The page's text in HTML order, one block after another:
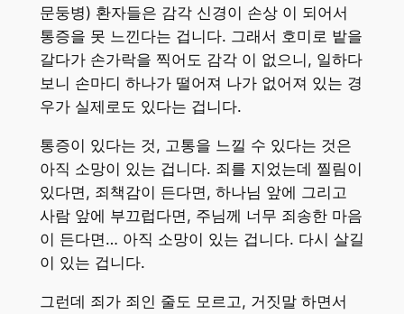
문둥병) 환자들은 감각 신경이 손상 이 되어서
통증을 못 느낀다는 겁니다. 그래서 호미로 밭을
갈다가 손가락을 찍어도 감각 이 없으니, 일하다
보니 손마디 하나가 떨어져 나가 없어져 있는 경
우가 실제로도 있다는 겁니다.
통증이 있다는 것, 고통을 느낄 수 있다는 것은
아직 소망이 있는 겁니다. 죄를 지었는데 찔림이
있다면, 죄책감이 든다면, 하나님 앞에 그리고
사람 앞에 부끄럽다면, 주님께 너무 죄송한 마음
이 든다면… 아직 소망이 있는 겁니다. 다시 살길
이 있는 겁니다.
그런데 죄가 죄인 줄도 모르고, 거짓말 하면서